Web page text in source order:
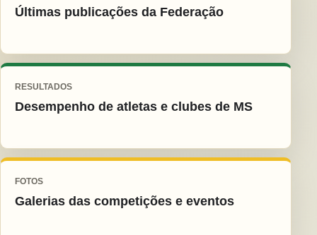
Últimas publicações da Federação
RESULTADOS
Desempenho de atletas e clubes de MS
FOTOS
Galerias das competições e eventos